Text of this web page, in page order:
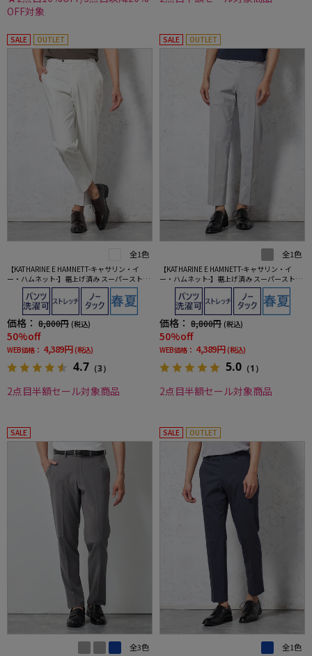
OFF対象
SALE OUTLET
全1色
【KATHARINE E HAMNETT-キャサリン・イ
ー・ハムネット-】裾上げ済み スーパーストレ
ッチパンツ チノパン ウォッシャブル ホワイト
価格： 8,800円 (税込)
50%off
WEB価格： 4,389円 (税込)
4.7 （3）
2点目半額セール対象商品
SALE OUTLET
全1色
【KATHARINE E HAMNETT-キャサリン・イ
ー・ハムネット-】裾上げ済み スーパーストレ
ッチパンツ チノパン ウォッシャブル ライトグ
レー無地
価格： 8,800円 (税込)
50%off
WEB価格： 4,389円 (税込)
5.0 （1）
2点目半額セール対象商品
SALE
全3色
SALE OUTLET
全1色